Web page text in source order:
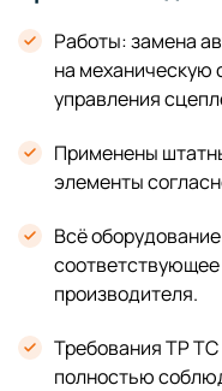
Работы: замена
на механическую
управления
Применены
элементы
Всё
производителя.
Требования ТР
полностью